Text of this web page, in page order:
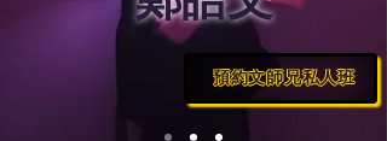
預約文師兄私人班